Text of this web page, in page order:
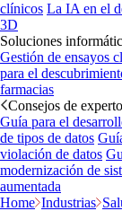
clínicos La IA en el
3D
Soluciones
Gestión de ensayos
para el
farmacias
Consejos de
Guía para el
de tipos de datos
violación de datos
modernización de
aumentada
Home Industrias